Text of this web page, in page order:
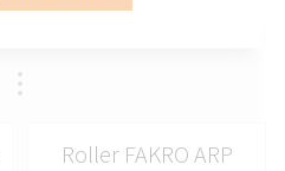
Roller FAKRO ARP